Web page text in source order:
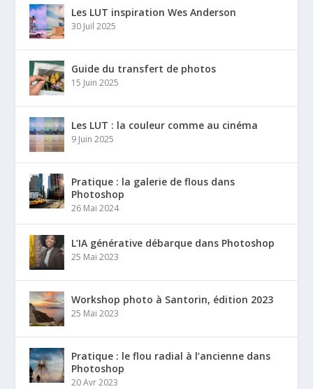
Les LUT inspiration Wes Anderson
30 Juil 2025
Guide du transfert de photos
15 Juin 2025
Les LUT : la couleur comme au cinéma
9 Juin 2025
Pratique : la galerie de flous dans
Photoshop
26 Mai 2024
L’IA générative débarque dans Photoshop
25 Mai 2023
Workshop photo à Santorin, édition 2023
25 Mai 2023
Pratique : le flou radial à l’ancienne dans
Photoshop
20 Avr 2023